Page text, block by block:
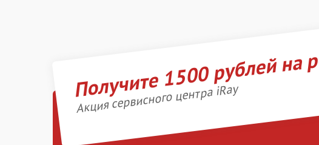
Получите 1500 рублей на
Акция сервисного центра iRay